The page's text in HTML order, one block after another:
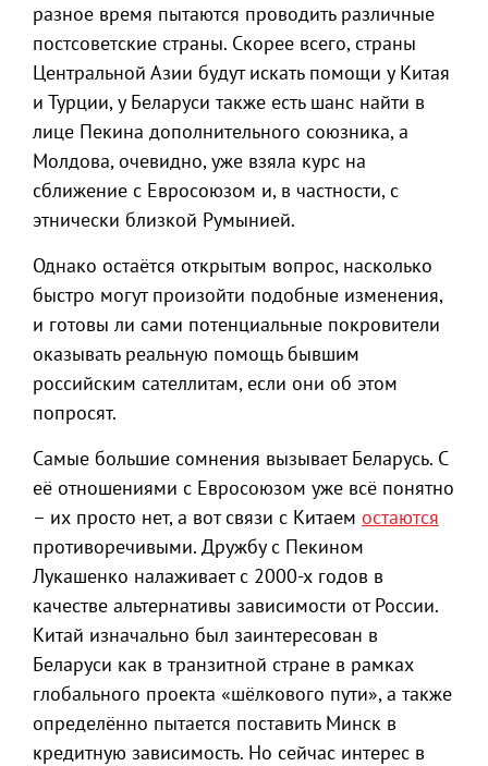
разное время пытаются проводить различные
постсоветские страны. Скорее всего, страны
Центральной Азии будут искать помощи у Китая
и Турции, у Беларуси также есть шанс найти в
лице Пекина дополнительного союзника, а
Молдова, очевидно, уже взяла курс на
сближение с Евросоюзом и, в частности, с
этнически близкой Румынией.
Однако остаётся открытым вопрос, насколько
быстро могут произойти подобные изменения,
и готовы ли сами потенциальные покровители
оказывать реальную помощь бывшим
российским сателлитам, если они об этом
попросят.
Самые большие сомнения вызывает Беларусь. С
её отношениями с Евросоюзом уже всё понятно
– их просто нет, а вот связи с Китаем остаются
противоречивыми. Дружбу с Пекином
Лукашенко налаживает с 2000-х годов в
качестве альтернативы зависимости от России.
Китай изначально был заинтересован в
Беларуси как в транзитной стране в рамках
глобального проекта «шёлкового пути», а также
определённо пытается поставить Минск в
кредитную зависимость. Но сейчас интерес в